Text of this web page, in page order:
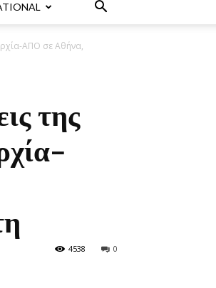
ΑΠΟ σε Αθήνα,
της
0
4538